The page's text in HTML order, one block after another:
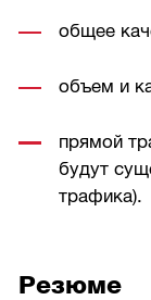
общее
объем и
прямой
будут
трафика).
Резюме